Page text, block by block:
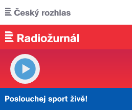
Přejít k hlavnímu obsahu